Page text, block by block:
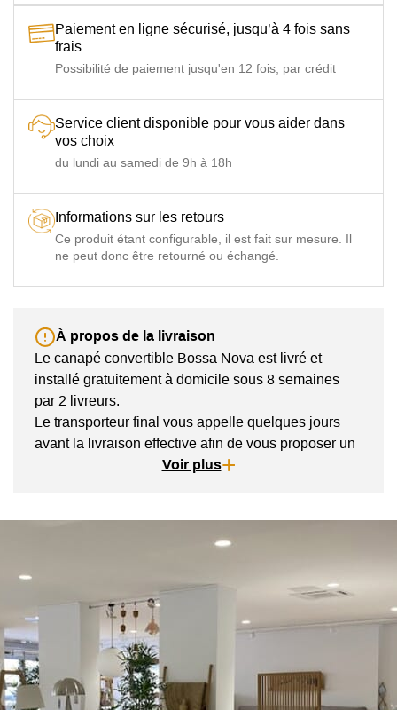
Paiement en ligne sécurisé, jusqu’à 4 fois sans
frais
Possibilité de paiement jusqu'en 12 fois, par crédit
Service client disponible pour vous aider dans
vos choix
du lundi au samedi de 9h à 18h
Informations sur les retours
Ce produit étant configurable, il est fait sur mesure. Il
ne peut donc être retourné ou échangé.
À propos de la livraison
Le canapé convertible Bossa Nova est livré et
installé gratuitement à domicile sous 8 semaines
par 2 livreurs.
Le transporteur final vous appelle quelques jours
avant la livraison effective afin de vous proposer un
créneau de livraison.Voir plus